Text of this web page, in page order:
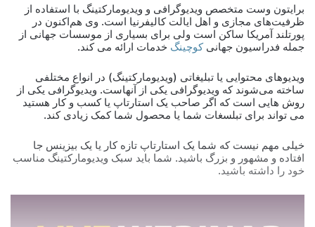
برایتون وست متخصص ویدیوگرافی و ویدیومارکتینگ با استفاده از
ظرفیت‌های مجازی و اهل ایالت کالیفرنیا است. وی هم‌اکنون در
پورتلند آمریکا ساکن است ولی برای بسیاری از موسسات جهانی از
جمله فدراسیون جهانیکوچینگ خدمات ارائه می کند.
ویدیوهای محتوایی یا تبلیغاتی (ویدیومارکتینگ) در انواع مختلفی
ساخته می‌شوند که ویدیوگرافی یکی از آنهاست. ویدیوگرافی یکی از
روش هایی است که اگر صاحب یک استارتاپ یا کسب و کار هستید
می تواند برای تبلسغات شما یا محصول شما کمک زیادی کند.
خیلی مهم نیست که شما یک استارتاپ تازه کار یا یک بیزینس جا
افتاده و مشهور و بزرگ باشید. شما باید سبک ویدیومارکتینگ مناسب
خود را داشته باشید.